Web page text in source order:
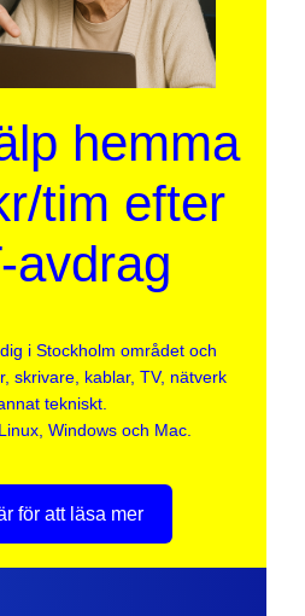
hemma
tim efter
avdrag
i Stockholm området och
skrivare, kablar, TV, nätverk
tekniskt.
Windows och Mac.
för att läsa mer